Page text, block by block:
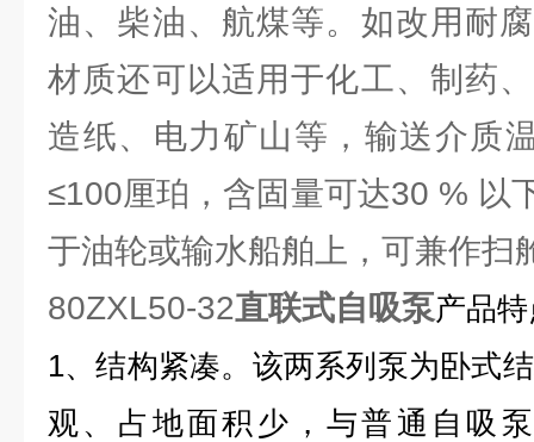
油、柴油、航煤等。如改用耐
材质还可以适用于化工、制药
造纸、电力矿山等，输送介
≤100厘珀，含固量可达30 % 以
于油轮或输水船舶上，可兼作扫
80ZXL50-32直联式自吸泵产品
1、结构紧凑。该两系列泵为卧式
观、占地面积少，与普通自吸